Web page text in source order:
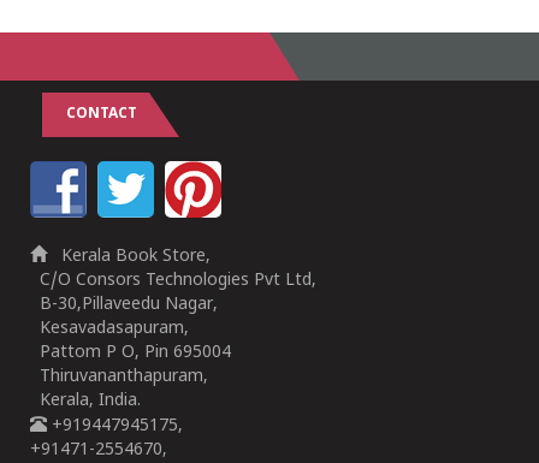
CONTACT
Kerala Book Store,
C/O Consors Technologies Pvt Ltd,
B-30,Pillaveedu Nagar,
Kesavadasapuram,
Pattom P O, Pin 695004
Thiruvananthapuram,
Kerala, India.
+919447945175,
+91471-2554670,